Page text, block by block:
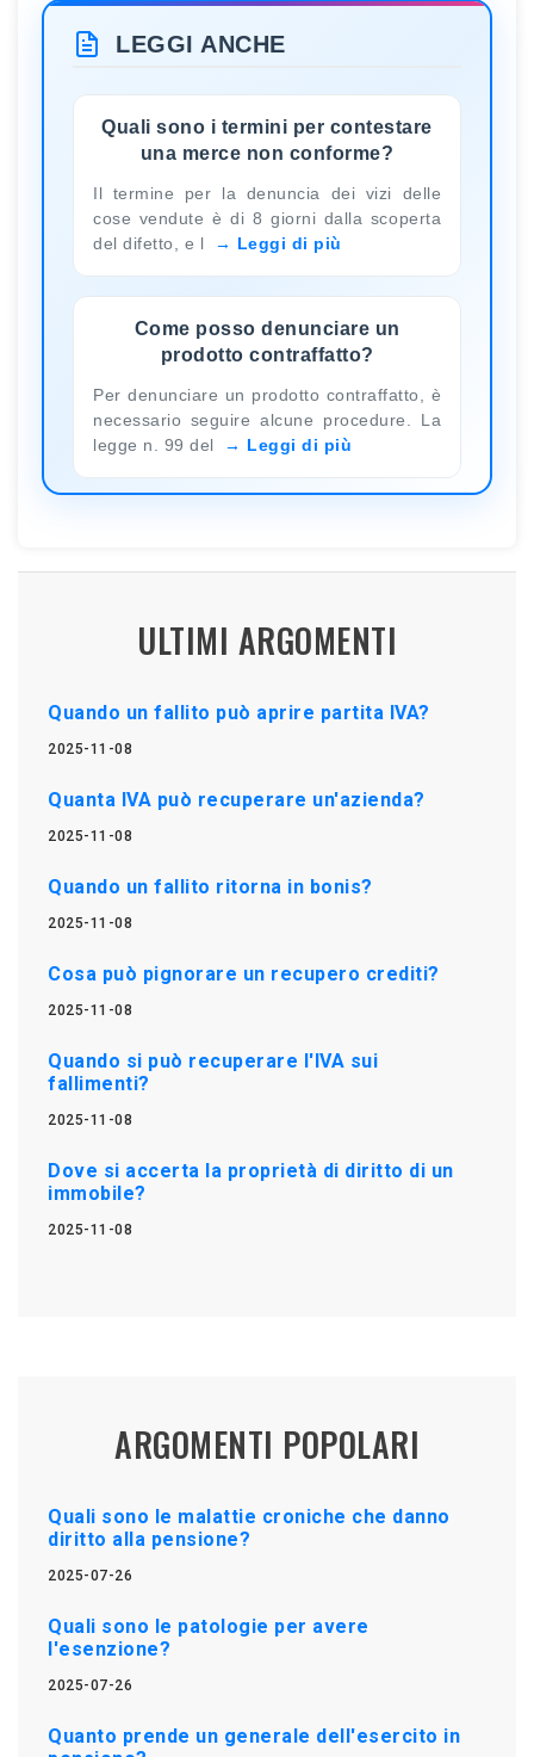
LEGGI ANCHE
Quali sono i termini per contestare
una merce non conforme?
Il termine per la denuncia dei vizi delle
cose vendute è di 8 giorni dalla scoperta
del difetto, e l
Leggi di più
Come posso denunciare un
prodotto contraffatto?
Per denunciare un prodotto contraffatto, è
necessario seguire alcune procedure. La
legge n. 99 del
Leggi di più
ULTIMI ARGOMENTI
Quando un fallito può aprire partita IVA?
2025-11-08
Quanta IVA può recuperare un'azienda?
2025-11-08
Quando un fallito ritorna in bonis?
2025-11-08
Cosa può pignorare un recupero crediti?
2025-11-08
Quando si può recuperare l'IVA sui
fallimenti?
2025-11-08
Dove si accerta la proprietà di diritto di un
immobile?
2025-11-08
ARGOMENTI POPOLARI
Quali sono le malattie croniche che danno
diritto alla pensione?
2025-07-26
Quali sono le patologie per avere
l'esenzione?
2025-07-26
Quanto prende un generale dell'esercito in